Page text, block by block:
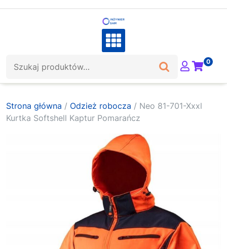
0
Strona główna / Odzież robocza / Neo 81-701-Xxxl
Kurtka Softshell Kaptur Pomarańcz